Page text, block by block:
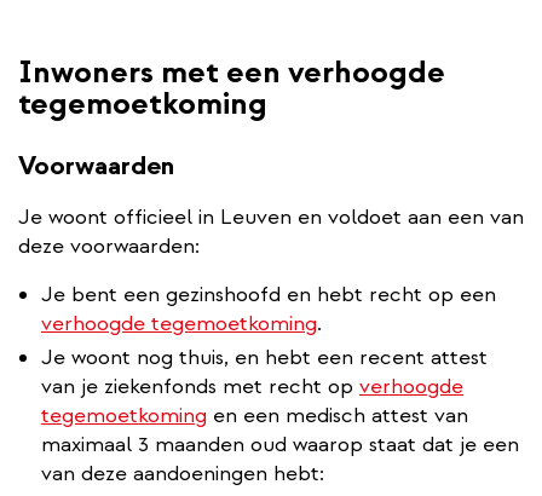
Inwoners met een verhoogde
tegemoetkoming
Voorwaarden
Je woont officieel in Leuven en voldoet aan een van
deze voorwaarden:
Je bent een gezinshoofd en hebt recht op een
verhoogde tegemoetkoming.
Je woont nog thuis, en hebt een recent attest
van je ziekenfonds met recht op verhoogde
tegemoetkoming en een medisch attest van
maximaal 3 maanden oud waarop staat dat je een
van deze aandoeningen hebt: